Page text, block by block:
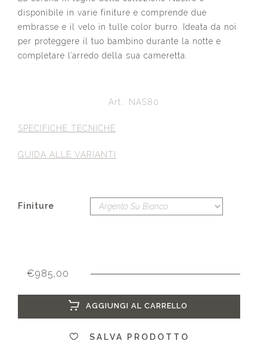
disponibile in varie finiture e comprende due
embrasse e il velo in tulle color burro. Ideata da noi
per proteggere il tuo bambino durante la notte e
completare l’arredo della sua cameretta.
Art.: NAS80
SPECIFICHE TECNICHE
GUIDA ALLE VARIANTI
Finiture
€985,00
AGGIUNGI AL CARRELLO
SALVA PRODOTTO